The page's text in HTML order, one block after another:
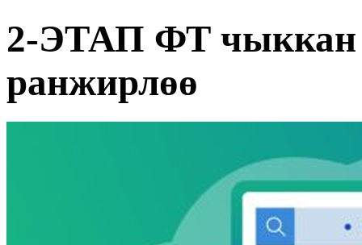
2-ЭТАП ФТ чыккан
ранжирлөө